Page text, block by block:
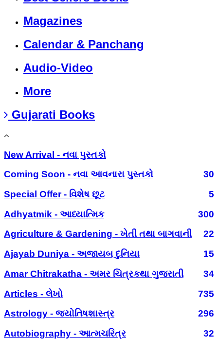
Magazines
Calendar & Panchang
Audio-Video
More
Gujarati Books
New Arrival - નવા પુસ્તકો
Coming Soon - નવા આવનારા પુસ્તકો
30
Special Offer - વિશેષ છૂટ
5
Adhyatmik - આધ્યાત્મિક
300
Agriculture & Gardening - ખેતી તથા બાગવાની
22
Ajayab Duniya - અજાયબ દુનિયા
15
Amar Chitrakatha - અમર ચિત્રકથા ગુજરાતી
34
Articles - લેખો
735
Astrology - જ્યોતિષશાસ્ત્ર
296
Autobiography - આત્મચરિત્ર
32